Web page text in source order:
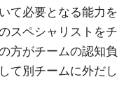
て必要となる能力を
スペシャリストをチ
方がチームの認知負
て別チームに外だし